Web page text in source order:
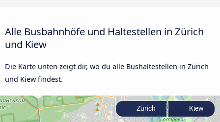
Alle Busbahnhöfe und Haltestellen in Zürich
und Kiew
Die Karte unten zeigt dir, wo du alle Bushaltestellen in Zürich
und Kiew findest.
Zürich Kiew